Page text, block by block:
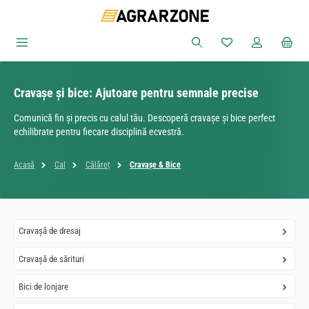
Sari la conținutul principal
Aveți 0 articole
Cravașe și bice: Ajutoare pentru semnale precise
Comunică fin și precis cu calul tău. Descoperă cravașe și bice perfect
echilibrate pentru fiecare disciplină ecvestră.
Acasă Cal Călăreț Cravașe & Bice
Cravașă de dresaj
Cravașă de sărituri
Bici de lonjare